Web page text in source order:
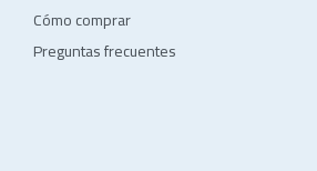
Cómo comprar
Preguntas frecuentes